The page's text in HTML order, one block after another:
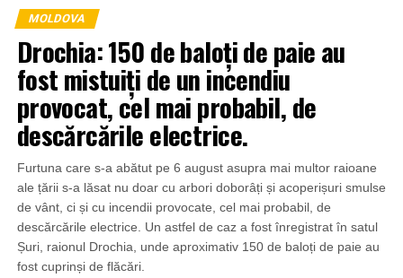
MOLDOVA
Drochia: 150 de baloți de paie au
fost mistuiți de un incendiu
provocat, cel mai probabil, de
descărcările electrice.
Furtuna care s-a abătut pe 6 august asupra mai multor raioane
ale țării s-a lăsat nu doar cu arbori doborâți și acoperișuri smulse
de vânt, ci și cu incendii provocate, cel mai probabil, de
descărcările electrice. Un astfel de caz a fost înregistrat în satul
Șuri, raionul Drochia, unde aproximativ 150 de baloți de paie au
fost cuprinși de flăcări.